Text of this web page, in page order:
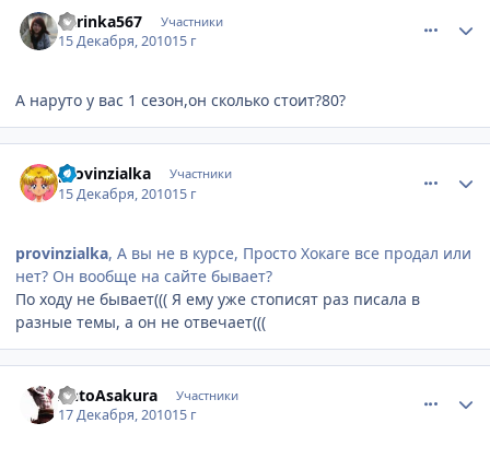
karinka567 Участники
15 Декабря, 201015 г
А наруто у вас 1 сезон,он сколько стоит?80?
provinzialka Участники
15 Декабря, 201015 г
provinzialka, А вы не в курсе, Просто Хокаге все продал или
нет? Он вообще на сайте бывает?
По ходу не бывает((( Я ему уже стописят раз писала в
разные темы, а он не отвечает(((
AntoAsakura Участники
17 Декабря, 201015 г